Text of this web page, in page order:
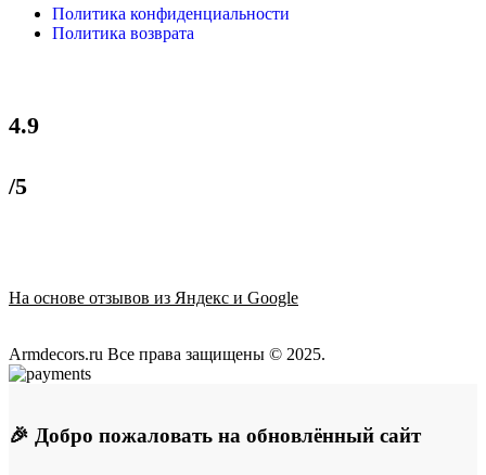
Политика конфиденциальности
Политика возврата
4.9
/5
На основе отзывов из Яндекс и Google
Armdecors.ru Все права защищены © 2025. ​
🎉 Добро пожаловать на обновлённый сайт